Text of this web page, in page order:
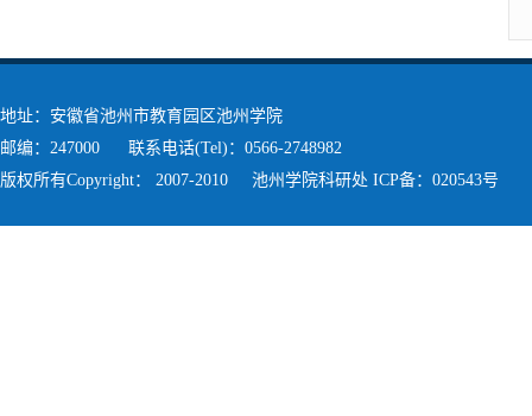
地址：安徽省池州市教育园区池州学院
邮编：247000 联系电话(Tel)：0566-2748982
版权所有Copyright： 2007-2010 池州学院科研处 ICP备：020543号